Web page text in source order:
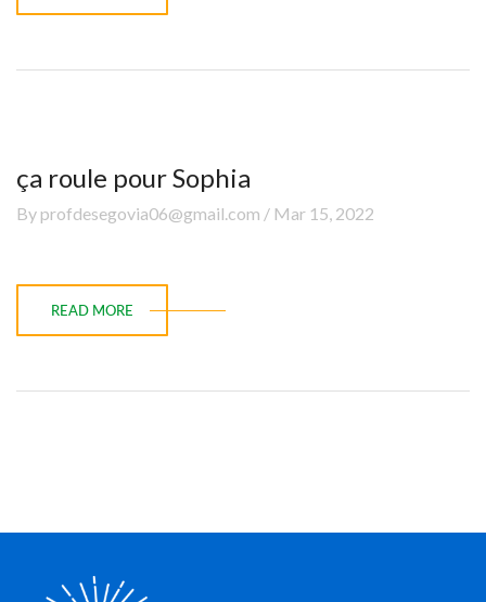
ça roule pour Sophia
By profdesegovia06@gmail.com / Mar 15, 2022
READ MORE